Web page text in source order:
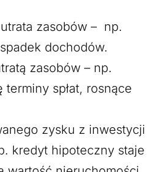
zasobów – np.
dochodów.
zasobów – np.
terminy spłat, rosnące
zysku z inwestycji
kredyt hipoteczny staje